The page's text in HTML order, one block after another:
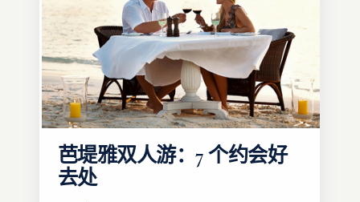
芭堤雅双人游：7 个约会好
去处